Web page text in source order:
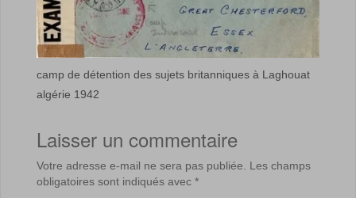
camp de détention des sujets britanniques à Laghouat
algérie 1942
Laisser un commentaire
Votre adresse e-mail ne sera pas publiée. Les champs
obligatoires sont indiqués avec *